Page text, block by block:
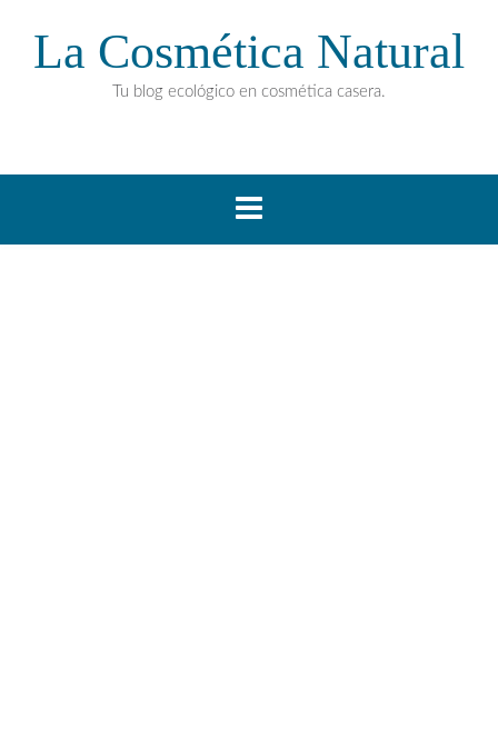
La Cosmética Natural
Tu blog ecológico en cosmética casera.